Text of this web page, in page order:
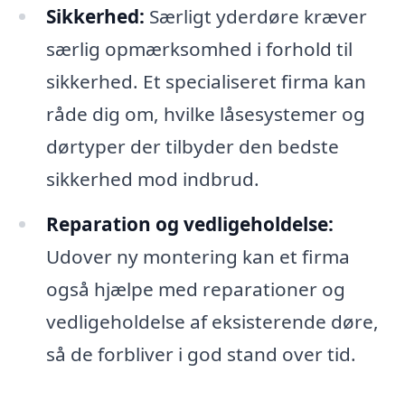
Sikkerhed: Særligt yderdøre kræver
særlig opmærksomhed i forhold til
sikkerhed. Et specialiseret firma kan
råde dig om, hvilke låsesystemer og
dørtyper der tilbyder den bedste
sikkerhed mod indbrud.
Reparation og vedligeholdelse:
Udover ny montering kan et firma
også hjælpe med reparationer og
vedligeholdelse af eksisterende døre,
så de forbliver i god stand over tid.